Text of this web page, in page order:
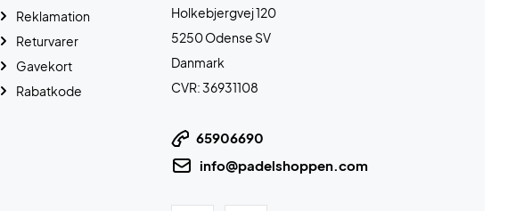
Holkebjergvej 120
5250 Odense SV
Danmark
CVR: 36931108
65906690
info@padelshoppen.com
Reklamation
Returvarer
Gavekort
Rabatkode